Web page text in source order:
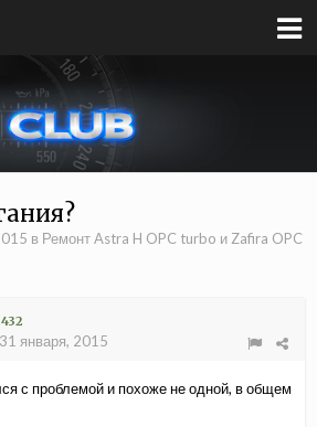
в Ремонт Astra H OPC turbo и Zafira OPC
432
31 января, 2015
с проблемой и похоже не одной, в общем